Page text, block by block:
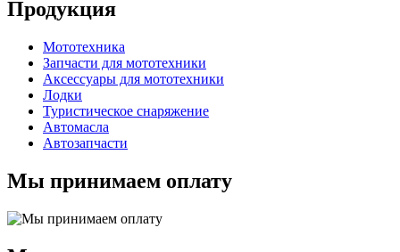
Продукция
Мототехника
Запчасти для мототехники
Аксессуары для мототехники
Лодки
Туристическое снаряжение
Автомасла
Автозапчасти
Мы принимаем оплату